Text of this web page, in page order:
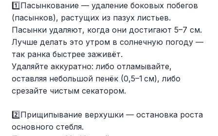
1️⃣Пасынкование — удаление боковых побегов
(пасынков), растущих из пазух листьев.
Пасынки удаляют, когда они достигают 5–7 см.
Лучше делать это утром в солнечную погоду —
так ранка быстрее заживёт.
Удаляйте аккуратно: либо отламывайте,
оставляя небольшой пенёк (0,5–1 см), либо
срезайте чистым секатором.
2️⃣Прищипывание верхушки — остановка роста
основного стебля.